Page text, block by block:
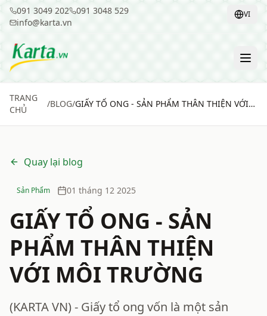
091 3049 202
091 3048 529
info@karta.vn
VI
TRANG
CHỦ
/BLOG/GIẤY TỔ ONG - SẢN PHẨM THÂN THIỆN VỚI
Quay lại blog
Sản Phẩm 01 tháng 12 2025
GIẤY TỔ ONG - SẢN
PHẨM THÂN THIỆN
VỚI MÔI TRƯỜNG
(KARTA VN) - Giấy tổ ong vốn là một sản